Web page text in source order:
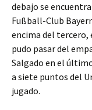
debajo se
Fußball-Club
encima del tercero,
pudo pasar del
Salgado en el
a siete puntos del
jugado.